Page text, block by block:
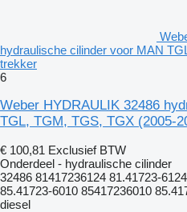
hydraulische cilinder voor MAN
trekker
6
Weber HYDRAULIK 32486
TGL, TGM, TGS, TGX (2005-
€ 100,81 Exclusief BTW
Onderdeel - hydraulische cilinder
32486 81417236124 81.41723-
85.41723-6010 85417236010
diesel